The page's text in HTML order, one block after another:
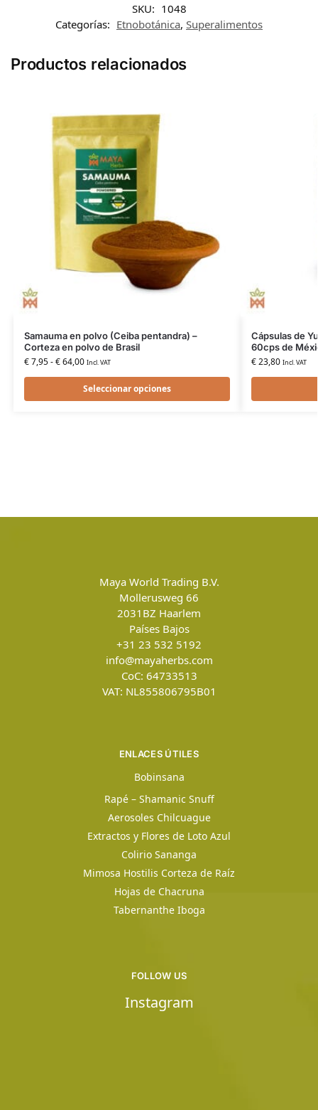
SKU: 1048
Categorías: Etnobotánica, Superalimentos
Productos relacionados
Samauma en polvo (Ceiba pentandra) –
Corteza en polvo de Brasil
€7,95-€64,00 Incl. VAT
Seleccionar opciones
Cápsulas de
60cps de
€23,80 Incl. VAT
Maya World Trading B.V.
Mollerusweg 66
2031BZ Haarlem
Países Bajos
+31 23 532 5192
info@mayaherbs.com
CoC: 64733513
VAT: NL855806795B01
ENLACES ÚTILES
Bobinsana
Rapé – Shamanic Snuff
Aerosoles Chilcuague
Extractos y Flores de Loto Azul
Colirio Sananga
Mimosa Hostilis Corteza de Raíz
Hojas de Chacruna
Tabernanthe Iboga
FOLLOW US
Instagram